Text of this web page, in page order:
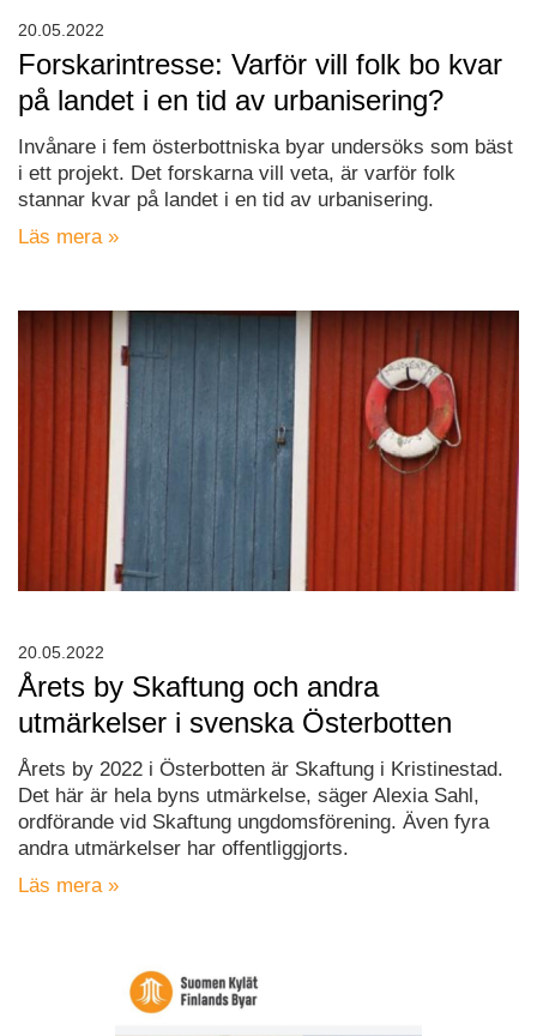
Forskarintresse: Varför vill folk bo kvar
på landet i en tid av urbanisering?
Invånare i fem österbottniska byar undersöks som bäst
i ett projekt. Det forskarna vill veta, är varför folk
stannar kvar på landet i en tid av urbanisering.
Läs mera »
20.05.2022
Årets by Skaftung och andra
utmärkelser i svenska Österbotten
Årets by 2022 i Österbotten är Skaftung i Kristinestad.
Det här är hela byns utmärkelse, säger Alexia Sahl,
ordförande vid Skaftung ungdomsförening. Även fyra
andra utmärkelser har offentliggjorts.
Läs mera »
20.05.2022